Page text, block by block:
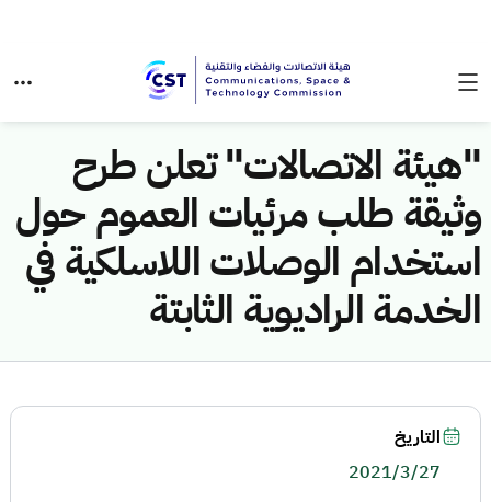
"هيئة الاتصالات" تعلن طرح
وثيقة طلب مرئيات العموم حول
استخدام الوصلات اللاسلكية في
الخدمة الراديوية الثابتة
التاريخ
2021/3/27